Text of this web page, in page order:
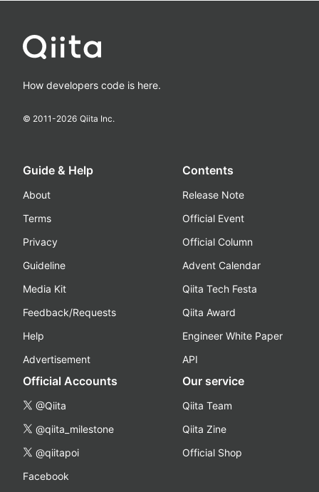
How developers code is here.
© 2011-2026 Qiita Inc.
Guide & Help
About
Terms
Privacy
Guideline
Media Kit
Feedback/Requests
Help
Advertisement
Contents
Release Note
Official Event
Official Column
Advent Calendar
Qiita Tech Festa
Qiita Award
Engineer White Paper
API
Official Accounts
@Qiita
@qiita_milestone
@qiitapoi
Facebook
Our service
Qiita Team
Qiita Zine
Official Shop